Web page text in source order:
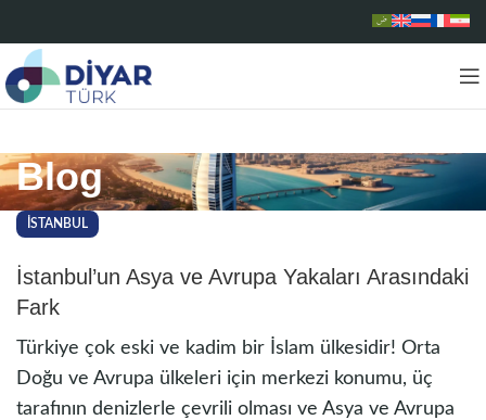
Blog
ISTANBUL
İstanbul’un Asya ve Avrupa Yakaları Arasındaki
Fark
Türkiye çok eski ve kadim bir İslam ülkesidir! Orta
Doğu ve Avrupa ülkeleri için merkezi konumu, üç
tarafının denizlerle çevrili olması ve Asya ve Avrupa